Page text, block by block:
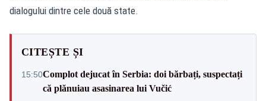
dialogului dintre cele două state.
CITEȘTE ȘI
15:50Complot dejucat în Serbia: doi bărbați, suspectați
că plănuiau asasinarea lui Vučić